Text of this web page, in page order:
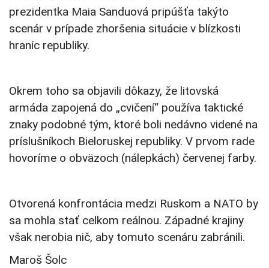
prezidentka Maia Sanduová pripúšťa takýto
scenár v prípade zhoršenia situácie v blízkosti
hraníc republiky.
Okrem toho sa objavili dôkazy, že litovská
armáda zapojená do „cvičení“ používa taktické
znaky podobné tým, ktoré boli nedávno videné na
príslušníkoch Bieloruskej republiky. V prvom rade
hovoríme o obväzoch (nálepkách) červenej farby.
Otvorená konfrontácia medzi Ruskom a NATO by
sa mohla stať celkom reálnou. Západné krajiny
však nerobia nič, aby tomuto scenáru zabránili.
Maroš Šolc